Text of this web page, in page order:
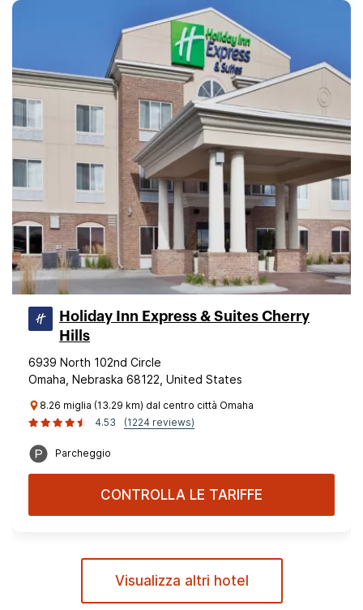
Holiday Inn Express & Suites Cherry
Hills
6939 North 102nd Circle
Omaha, Nebraska 68122, United States
8.26 miglia (13.29 km) dal centro città Omaha
4.53
(1224 reviews)
Parcheggio
CONTROLLA LE TARIFFE
Visualizza altri hotel